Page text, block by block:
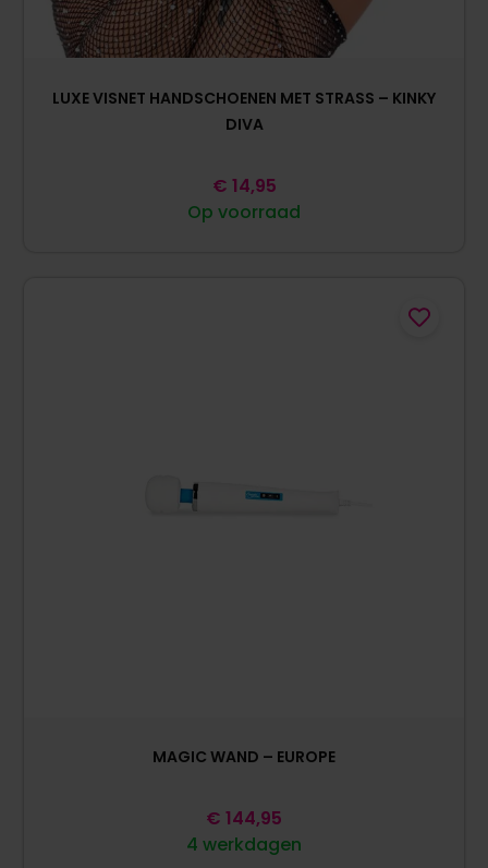
LUXE VISNET HANDSCHOENEN MET STRASS – KINKY
DIVA
Op voorraad
€ 14,95
MAGIC WAND – EUROPE
4 werkdagen
€ 144,95